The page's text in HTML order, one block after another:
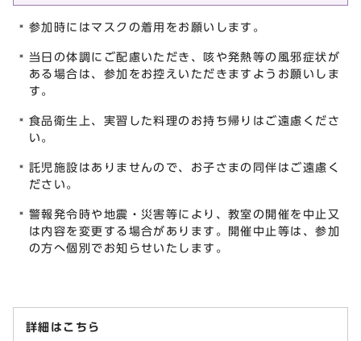
参加時にはマスクの着用をお願いします。
当日の体調にご配慮いただき、咳や発熱等の風邪症状が
ある場合は、参加をお控えいただきますようお願いしま
す。
食品衛生上、実習した料理のお持ち帰りはご遠慮くださ
い。
託児施設はありませんので、お子さまの同伴はご遠慮く
ださい。
警報発令時や地震・災害等により、教室の開催を中止又
は内容を変更する場合があります。開催中止等は、参加
の方へ個別でお知らせいたします。
詳細はこちら